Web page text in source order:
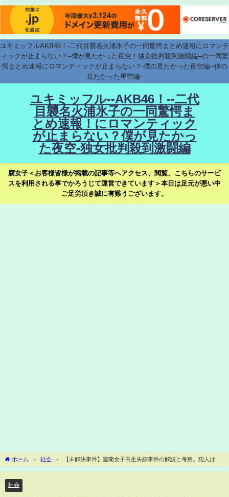
ユキミッフルAKB46！-二代目襲名火浦氷子の一同驚愕まとめ速報にロマンテ
ィックが止まらない？--僕が見たかった夜空！独女批判殺到激闘編--の一同驚
愕まとめ速報にロマンティックが止まらない？-僕の見たかった夜空編--僕の
見たかった星空編-
ユキミッフル--AKB46！--二代
目襲名火浦氷子の一同驚愕ま
とめ速報！にロマンティック
が止まらない？僕が見たかっ
た夜空-独女批判殺到激闘編
腐女子＜お客様皆様が掲載の記事等へアクセス、閲覧、こちらのサービ
スを利用される事でかろうじて運営できています＞本日は足元が悪い中
ご足労頂き誠に有難うございます。
ホーム 社会
【未解決事件】室蘭女子高生失踪事件の解説と考察。犯人はま
さかの◯◯！これなら全ての辻褄が合う！
社会